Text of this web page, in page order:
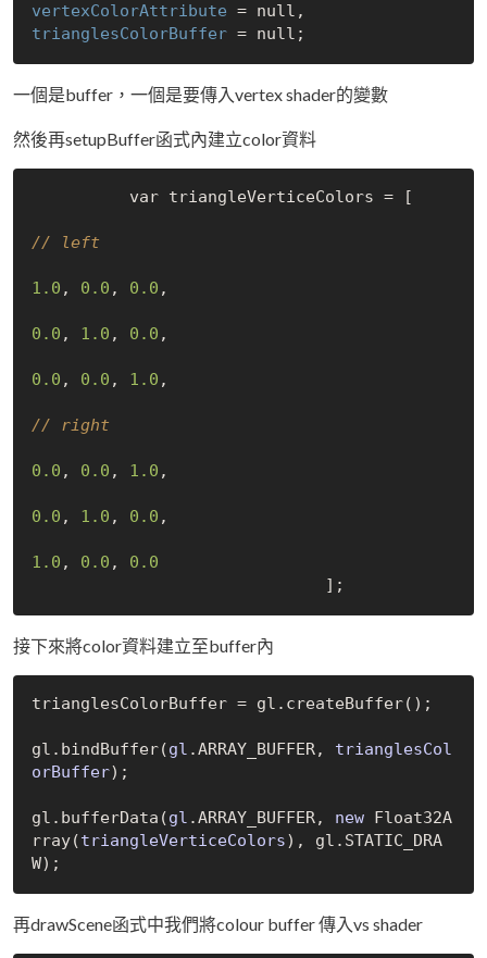
vertexColorAttribute = null
trianglesColorBuffer = null
一個是buffer，一個是要傳入vertex shader的變數
然後再setupBuffer函式內建立color資料
// left
1.0 , 0.0 , 0.0 ,
0.0 , 1.0 , 0.0 ,
0.0 , 0.0 , 1.0 ,
// right
0.0 , 0.0 , 1.0 ,
0.0 , 1.0 , 0.0 ,
1.0 , 0.0 , 0.0
接下來將color資料建立至buffer內
trianglesColorBuffer = gl.createBuffer() ;
gl.bindBuffer(gl .ARRAY_BUFFER, trianglesCol
orBuffer) ;
gl.bufferData(gl .ARRAY_BUFFER, new Float32A
rray(triangleVerticeColors) , gl.STATIC_DRA
再drawScene函式中我們將colour buffer 傳入vs shader